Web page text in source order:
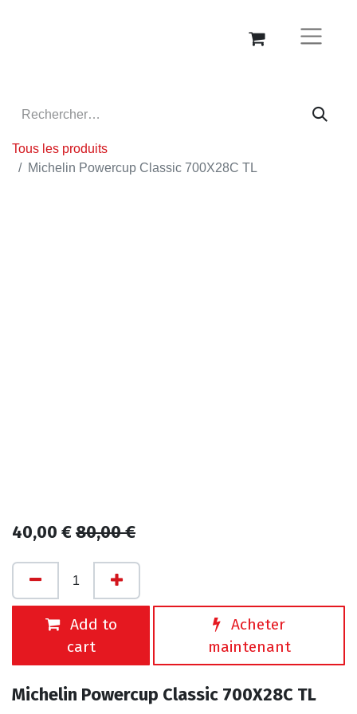
Tous les produits
Michelin Powercup Classic 700X28C TL
40,00 €80,00€
Add to
cart
Acheter
maintenant
Michelin Powercup Classic 700X28C TL